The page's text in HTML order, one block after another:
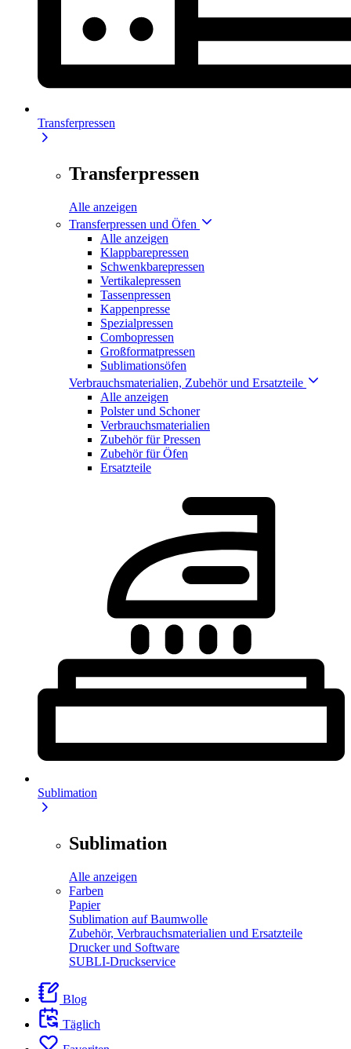
Transferpressen
Transferpressen
Alle anzeigen
Transferpressen und Öfen
Alle anzeigen
Klappbarepressen
Schwenkbarepressen
Vertikalepressen
Tassenpressen
Kappenpresse
Spezialpressen
Combopressen
Großformatpressen
Sublimationsöfen
Verbrauchsmaterialien, Zubehör und Ersatzteile
Alle anzeigen
Polster und Schoner
Verbrauchsmaterialien
Zubehör für Pressen
Zubehör für Öfen
Ersatzteile
Sublimation
Sublimation
Alle anzeigen
Farben
Papier
Sublimation auf Baumwolle
Zubehör, Verbrauchsmaterialien und Ersatzteile
Drucker und Software
SUBLI-Druckservice
Blog
Täglich